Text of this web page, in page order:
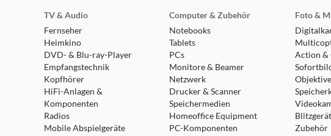
TV & Audio
Fernseher
Heimkino
DVD- & Blu-ray-Player
Empfangstechnik
Kopfhörer
HiFi-Anlagen &
Komponenten
Radios
Mobile Abspielgeräte
Computer & Zubehör
Notebooks
Tablets
PCs
Monitore & Beamer
Netzwerk
Drucker & Scanner
Speichermedien
Homeoffice Equipment
PC-Komponenten
Foto &
Action &
Objektive
Zubehör